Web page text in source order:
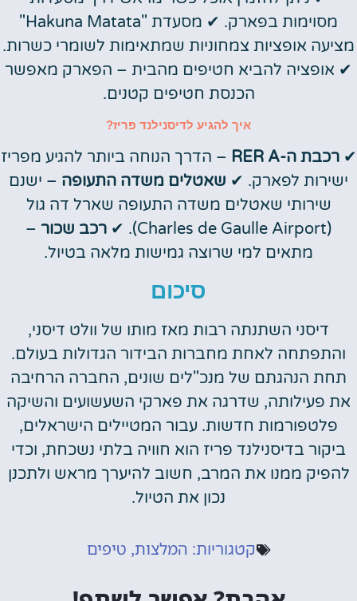
מסוימות בפארק. ✔ מסעדת "Hakuna Matata"
מציעה אופציות צמחוניות שמתאימות לשומרי כשרות.
✔ אופציה להביא חטיפים מהבית – הפארק מאפשר
הכנסת חטיפים קטנים.
איך להגיע לדיסנילנד פריז?
✔רכבת ה-RER A
– הדרך הנוחה ביותר להגיע מפריז
ישירות לפארק. ✔ שאטלים משדה התעופה – ישנם
שירותי שאטלים משדה התעופה שארל דה גול
(Charles de Gaulle Airport). ✔
רכב שכור –
מתאים למי שרוצה גמישות מלאה בטיול.
סיכום
דיסני השתנתה רבות מאז מותו של וולט דיסני,
והתפתחה לאחת מחברות הבידור הגדולות בעולם.
תחת הנהגתם של מנכ"לים שונים, החברה הרחיבה
את פעילותה, שדרגה את פארקי השעשועים והשיקה
פלטפורמות חדשות. עבור המטיילים הישראלים,
ביקור בדיסנילנד פריז הוא חוויה בלתי נשכחת, וכדי
להפיק ממנו את המרב, חשוב להיערך מראש ולתכנן
נכון את הטיול.
קטגוריות: המלצות, טיפים